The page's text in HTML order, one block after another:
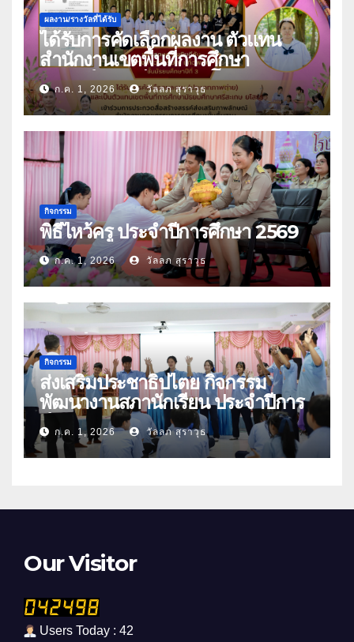
ผลงาน/รางวัลที่ได้รับ
ได้รับการคัดเลือกผลงาน ตัวแทน
สำนักงานเขตพื้นที่การศึกษา
มัธยมศึกษาศรีสะเกษ ยโสธร
ก.ค. 1, 2026 วัลลภ สุราวุธ
กิจกรรม
พิธีไหว้ครู ประจำปีการศึกษา 2569
ก.ค. 1, 2026 วัลลภ สุราวุธ
กิจกรรม
ส่งเสริมประชาธิปไตย กิจกรรม
พัฒนางานสภานักเรียน ประจำปีการ
ศึกษา 2569
ก.ค. 1, 2026 วัลลภ สุราวุธ
Our Visitor
Users Today : 42